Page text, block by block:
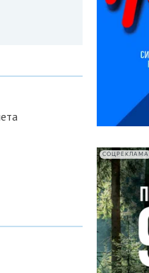
СОЦРЕКЛАМА